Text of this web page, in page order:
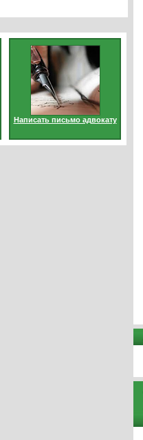
Написать письмо адвокату